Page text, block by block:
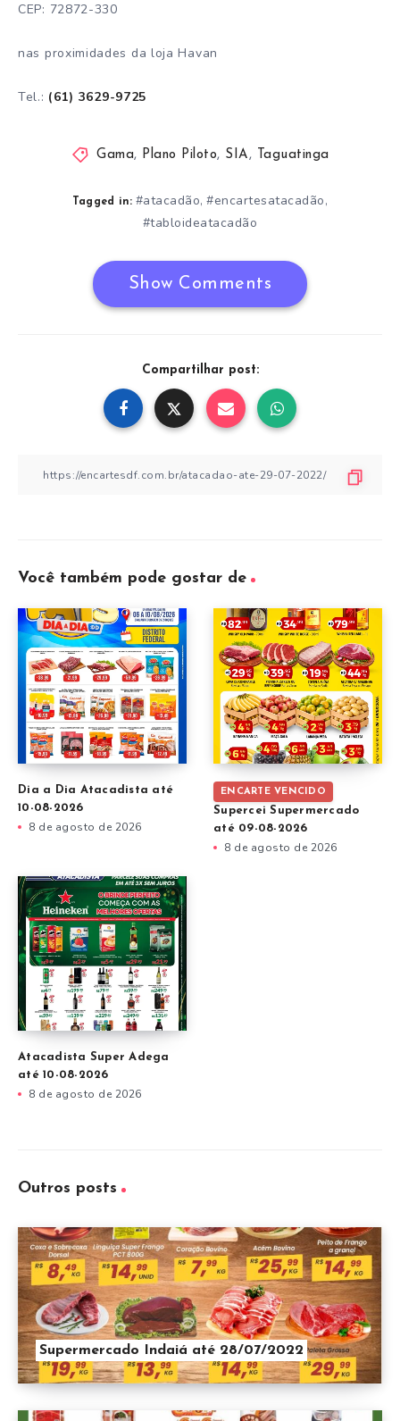
CEP: 72872-330
nas proximidades da loja Havan
Tel.: (61) 3629-9725
Gama, Plano Piloto, SIA, Taguatinga
Tagged in: #atacadão,#encartesatacadão,
#tabloideatacadão
Show Comments
Compartilhar post:
Você também pode gostar de
Dia a Dia Atacadista até
10-08-2026
8 de agosto de 2026
ENCARTE VENCIDO
Supercei Supermercado
até 09-08-2026
8 de agosto de 2026
Atacadista Super Adega
até 10-08-2026
8 de agosto de 2026
Outros posts
Supermercado Indaiá até 28/07/2022